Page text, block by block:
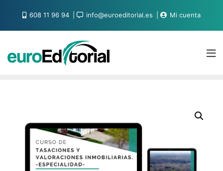
608 11 96 94 info@euroeditorial.es Mi cuenta